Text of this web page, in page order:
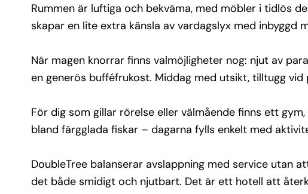
eller stillhet, beroende på dagens humör.
DoubleTree balanserar avslappning med service utan
parkering och flexibilitet i rumstyper gör det både
smidigt och njutbart. Det är ett hotell att återkomma till,
Visuminformation – Egypten & Sinai
krävs inget visum för svenska medborgare vid vistelser
på upp till 15 dagar.
Vid ankomst får du en “Sinai Only”-stämpel i passet
Rummen är luftiga och bekväma, med möbler i tidlös
skapar en lite extra känsla av vardagslyx med inbyggd
När magen knorrar finns valmöjligheter nog: njut av
en generös bufféfrukost. Middag med utsikt, tilltugg
För dig som gillar rörelse eller välmående finns ett
bland färgglada fiskar – dagarna fylls enkelt med
DoubleTree balanserar avslappning med service utan
det både smidigt och njutbart. Det är ett hotell att